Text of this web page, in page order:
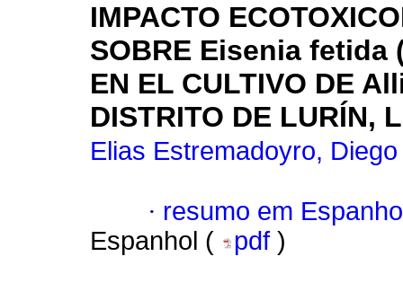
IMPACTO
SOBRE Eisenia fetida
EN EL CULTIVO DE
DISTRITO DE LURÍN,
Elias Estremadoyro,
· resumo em
Espanhol (
pdf )